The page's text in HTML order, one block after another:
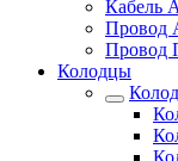
Кабель
Провод
Провод
Колодцы